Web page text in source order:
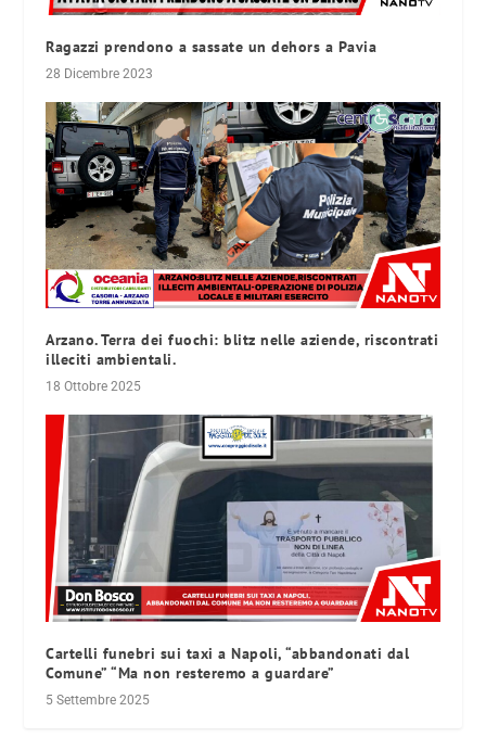
Ragazzi prendono a sassate un dehors a Pavia
28 Dicembre 2023
Arzano. Terra dei fuochi: blitz nelle aziende, riscontrati
illeciti ambientali.
18 Ottobre 2025
Cartelli funebri sui taxi a Napoli, “abbandonati dal
Comune” “Ma non resteremo a guardare”
5 Settembre 2025